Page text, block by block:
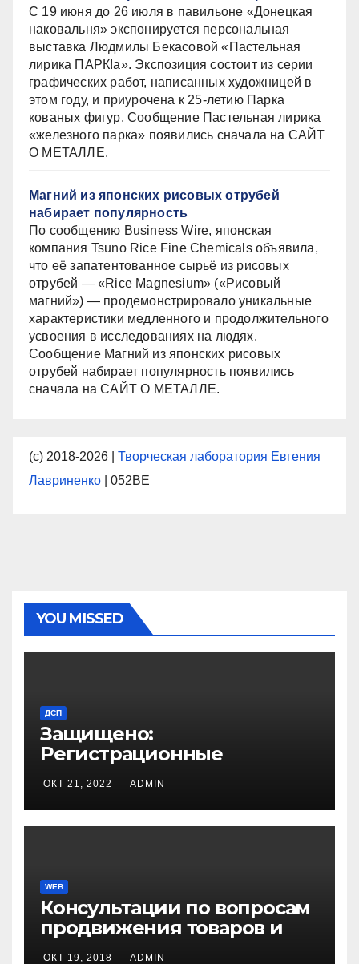
С 19 июня до 26 июля в павильоне «Донецкая
наковальня» экспонируется персональная
выставка Людмилы Бекасовой «Пастельная
лирика ПАРК!а». Экспозиция состоит из серии
графических работ, написанных художницей в
этом году, и приурочена к 25-летию Парка
кованых фигур. Сообщение Пастельная лирика
«железного парка» появились сначала на САЙТ
О МЕТАЛЛЕ.
Магний из японских рисовых отрубей
набирает популярность
По сообщению Business Wire, японская
компания Tsuno Rice Fine Chemicals объявила,
что её запатентованное сырьё из рисовых
отрубей — «Rice Magnesium» («Рисовый
магний») — продемонстрировало уникальные
характеристики медленного и продолжительного
усвоения в исследованиях на людях.
Сообщение Магний из японских рисовых
отрубей набирает популярность появились
сначала на САЙТ О МЕТАЛЛЕ.
(с) 2018-2026 | Творческая лаборатория Евгения
Лавриненко | 052BE
YOU MISSED
ДСП
Защищено:
Регистрационные
документы
ОКТ 21, 2022 ADMIN
WEB
Консультации по вопросам
продвижения товаров и
услуг
ОКТ 19, 2018 ADMIN